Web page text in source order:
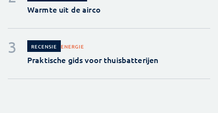
Warmte uit de airco
RECENSIE ENERGIE
Praktische gids voor thuisbatterijen